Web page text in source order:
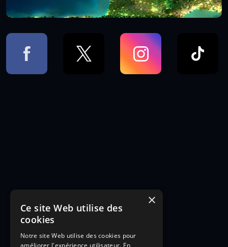
×
Ce site Web utilise des
cookies
Notre site Web utilise des cookies pour
améliorer l'expérience utilisateur. En